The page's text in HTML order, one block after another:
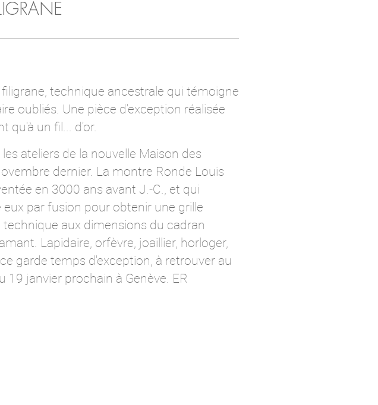
technique ancestrale qui témoigne
oubliés. Une pièce d'exception réalisée
qu'à un fil... d'or.
ateliers de la nouvelle Maison des
dernier. La montre Ronde Louis
en 3000 ans avant J.-C., et qui
par fusion pour obtenir une grille
aux dimensions du cadran
Lapidaire, orfèvre, joaillier, horloger,
garde temps d'exception, à retrouver au
janvier prochain à Genève. ER